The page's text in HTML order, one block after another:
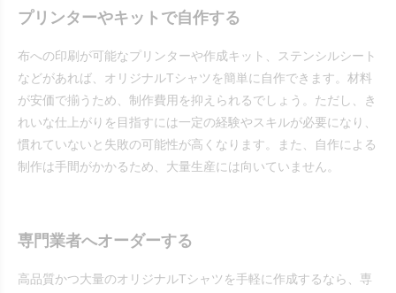
プリンターやキットで自作する
布への印刷が可能なプリンターや作成キット、ステンシルシート
などがあれば、オリジナルTシャツを簡単に自作できます。材料
が安価で揃うため、制作費用を抑えられるでしょう。ただし、き
れいな仕上がりを目指すには一定の経験やスキルが必要になり、
慣れていないと失敗の可能性が高くなります。また、自作による
制作は手間がかかるため、大量生産には向いていません。
専門業者へオーダーする
高品質かつ大量のオリジナルTシャツを手軽に作成するなら、専